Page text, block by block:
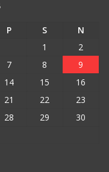
P S
N
1
2
7 8
9
14 15
16
21 22
23
28 29
30